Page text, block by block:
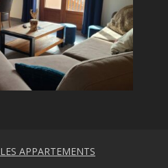
LES APPARTEMENTS